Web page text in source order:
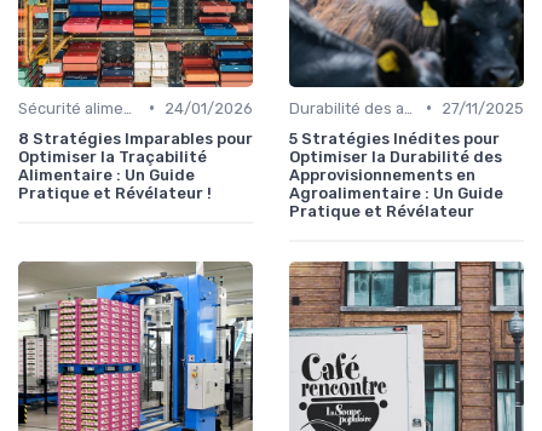
•
24/01/2026
8 Stratégies Imparables pour
Optimiser la Traçabilité
Alimentaire : Un Guide
Pratique et Révélateur !
•
27/11/2025
5 Stratégies Inédites pour
Optimiser la Durabilité des
Approvisionnements en
Agroalimentaire : Un Guide
Pratique et Révélateur